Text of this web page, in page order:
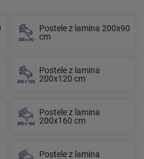
Postele z lamina 200x90
cm
Postele z lamina
200x120 cm
Postele z lamina
200x160 cm
Postele z lamina